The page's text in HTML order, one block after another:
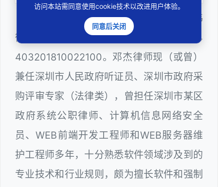
邓杰律师，法律硕士，执业于北京市炜
衡（深圳）律师事务所，律师执业证号为14
403201810022100。邓杰律师现（或曾）
兼任深圳市人民政府听证员、深圳市政府采
购评审专家（法律类），曾担任深圳市某区
政府系统公职律师、计算机信息网络安全
员、WEB前端开发工程师和WEB服务器维
护工程师多年，十分熟悉软件领域涉及到的
专业技术和行业规则，颇为擅长软件和强制
访问本站需同意使用cookie技术以改进用户体验。
同意后关闭